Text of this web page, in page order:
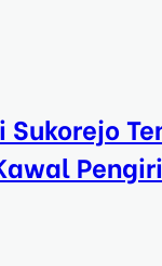
Sukorejo